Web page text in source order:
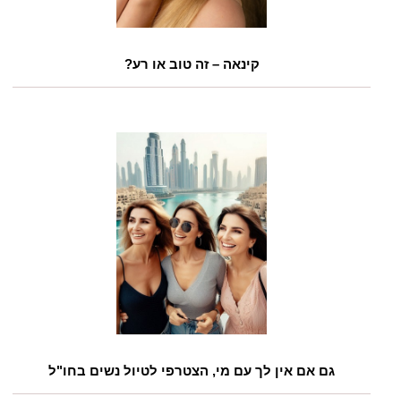
קינאה – זה טוב או רע?
גם אם אין לך עם מי, הצטרפי לטיול נשים בחו"ל